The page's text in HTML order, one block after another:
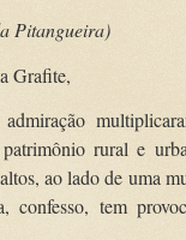
Pitangueira)
Grafite,
rural e
ao lado de uma
confesso, tem